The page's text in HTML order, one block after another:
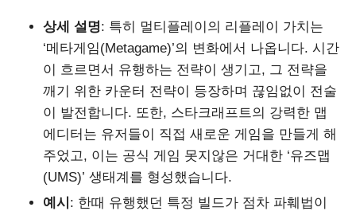
상세 설명: 특히 멀티플레이의 리플레이 가치는
‘메타게임(Metagame)’의 변화에서 나옵니다. 시간
이 흐르면서 유행하는 전략이 생기고, 그 전략을
깨기 위한 카운터 전략이 등장하며 끊임없이 전술
이 발전합니다. 또한, 스타크래프트의 강력한 맵
에디터는 유저들이 직접 새로운 게임을 만들게 해
주었고, 이는 공식 게임 못지않은 거대한 ‘유즈맵
(UMS)’ 생태계를 형성했습니다.
예시 : 한때 유행했던 특정 빌드가 점차 파훼법이